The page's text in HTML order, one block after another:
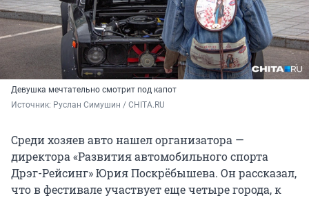
Девушка мечтательно смотрит под капот
Источник: Руслан Симушин / CHITA.RU
Среди хозяев авто нашел организатора —
директора «Развития автомобильного спорта
Дрэг-Рейсинг» Юрия Поскрёбышева. Он рассказал,
что в фестивале участвует еще четыре города, к